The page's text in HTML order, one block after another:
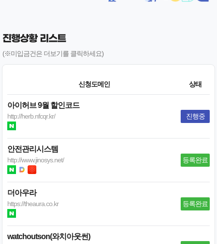
진행상황 리스트
(※미입금건은 더보기를 클릭하세요)
신청도메인 상태
아이허브 9월 할인코드
http://herb.nfcqr.kr/ 진행중
안전관리시스템
http://www.jinosys.net/ 등록완료
더아우라
https://theaura.co.kr 등록완료
watchoutson(와치아웃썬)